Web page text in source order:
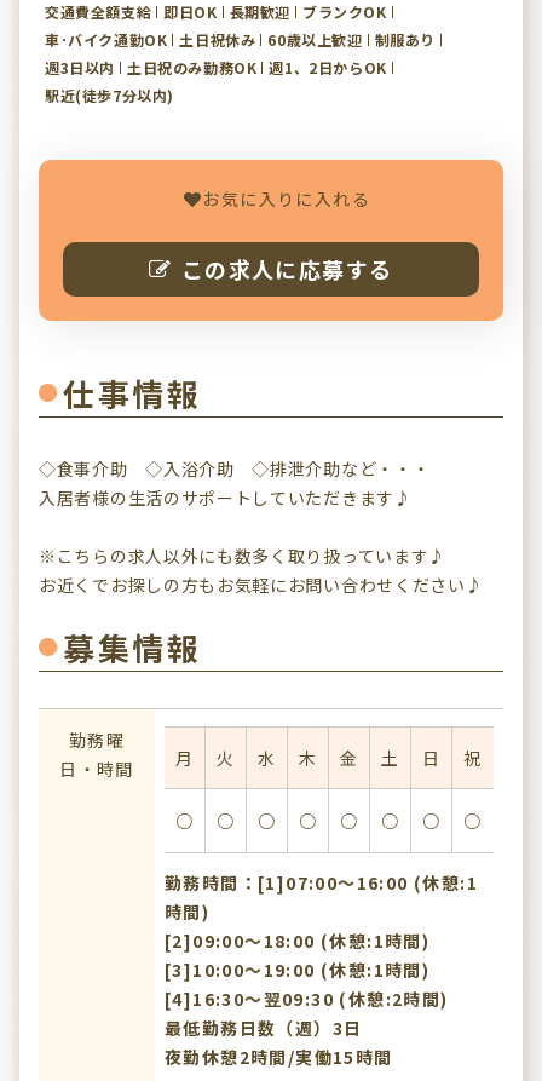
交通費全額支給 即日OK 長期歓迎
ブランクOK
車･バイク通勤OK
土日祝休み 60歳以上歓迎
制服あり
週3日以内
土日祝のみ勤務OK
週1、2日からOK
駅近(徒歩7分以内)
お気に入りに入れる
この求人に応募する
仕事情報
◇食事介助 ◇入浴介助 ◇排泄介助など・・・
入居者様の生活のサポートしていただきます♪
※こちらの求人以外にも数多く取り扱っています♪
お近くでお探しの方もお気軽にお問い合わせください♪
募集情報
勤務曜
日・時間
月 火 水 木 金 土 日 祝
○ ○ ○ ○ ○ ○ ○ ○
勤務時間：[1]07:00〜16:00 (休憩:1
時間)
[2]09:00〜18:00 (休憩:1時間)
[3]10:00〜19:00 (休憩:1時間)
[4]16:30〜翌09:30 (休憩:2時間)
最低勤務日数（週）3日
夜勤休憩2時間/実働15時間